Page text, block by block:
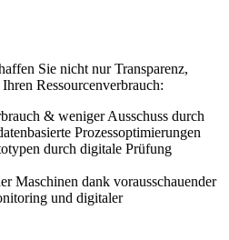
Sie nicht nur Transparenz,
Ressourcenverbrauch:
& weniger Ausschuss durch
Prozessoptimierungen
durch digitale Prüfung
Maschinen dank vorausschauender
und digitaler